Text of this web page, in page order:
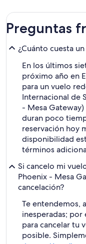
Preguntas
¿Cuánto cuesta
En los últimos
próximo año en
para un vuelo
Internacional de
- Mesa
duran poco
reservación hoy
disponibilidad
términos
Si cancelo mi
Phoenix - Mesa
cancelación?
Te entendemos,
inesperadas; por
para cancelar tu
posible.